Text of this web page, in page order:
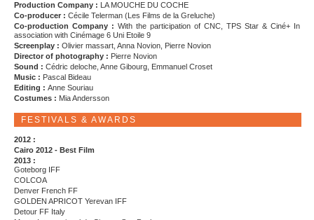
Production Company : LA MOUCHE DU COCHE
Co-producer : Cécile Telerman (Les Films de la Greluche)
Co-production Company : With the participation of CNC, TPS Star & Ciné+ In
association with Cinémage 6 Uni Etoile 9
Screenplay : Olivier massart, Anna Novion, Pierre Novion
Director of photography : Pierre Novion
Sound : Cédric deloche, Anne Gibourg, Emmanuel Croset
Music : Pascal Bideau
Editing : Anne Souriau
Costumes : Mia Andersson
FESTIVALS & AWARDS
2012 :
Cairo 2012 - Best Film
2013 :
Goteborg IFF
COLCOA
Denver French FF
GOLDEN APRICOT Yerevan IFF
Detour FF Italy